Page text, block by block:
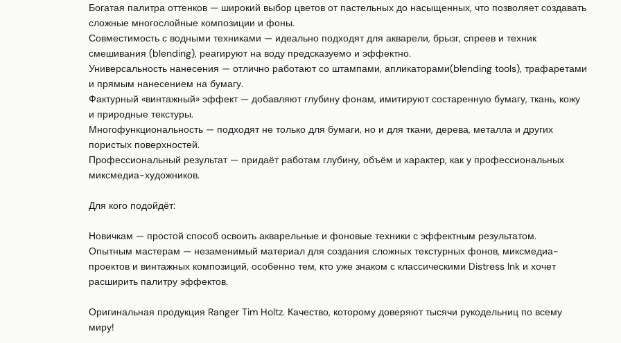
Богатая палитра оттенков — широкий выбор цветов от пастельных до насыщенных, что позволяет создавать
сложные многослойные композиции и фоны.
Совместимость с водными техниками — идеально подходят для акварели, брызг, спреев и техник
смешивания (blending), реагируют на воду предсказуемо и эффектно.
Универсальность нанесения — отлично работают со штампами, апликаторами(blending tools), трафаретами
и прямым нанесением на бумагу.
Фактурный «винтажный» эффект — добавляют глубину фонам, имитируют состаренную бумагу, ткань, кожу
и природные текстуры.
Многофункциональность — подходят не только для бумаги, но и для ткани, дерева, металла и других
пористых поверхностей.
Профессиональный результат — придаёт работам глубину, объём и характер, как у профессиональных
миксмедиа-художников.
Для кого подойдёт:
Новичкам — простой способ освоить акварельные и фоновые техники с эффектным результатом.
Опытным мастерам — незаменимый материал для создания сложных текстурных фонов, миксмедиа-
проектов и винтажных композиций, особенно тем, кто уже знаком с классическими Distress Ink и хочет
расширить палитру эффектов.
Оригинальная продукция Ranger Tim Holtz. Качество, которому доверяют тысячи рукодельниц по всему
миру!